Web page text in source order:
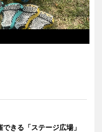
きる「ステージ広場」